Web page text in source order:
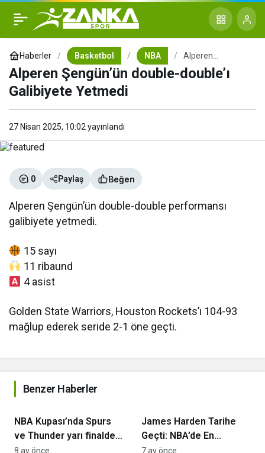
Haberler Basketbol NBA
Alperen
double-double’ı
Alperen Şengün’ün double-double’ı
Galibiyete Yetmedi
27 Nisan 2025, 10:02 yayınlandı
0 Paylaş Beğen
Alperen Şengün’ün double-double performansı
galibiyete yetmedi.
15 sayı
11 ribaund
4 asist
Golden State Warriors, Houston Rockets’ı 104-93
mağlup ederek seride 2-1 öne geçti.
Alperen Şengün’ün double-
double’ı Galibiyete Yetmedi
0
Benzer Haberler
NBA Kupası’nda Spurs
ve Thunder yarı finalde:
Dev eşleşme belli oldu
8 ay önce
James Harden Tarihe
Geçti: NBA’de En
Skorerler Listesinde 9.
7 ay önce